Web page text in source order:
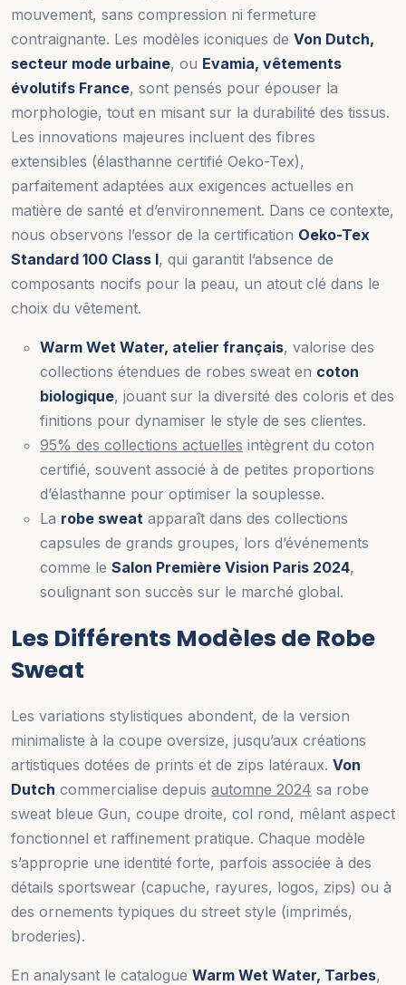
mouvement, sans compression ni fermeture
contraignante. Les modèles iconiques de Von Dutch,
secteur mode urbaine, ou Evamia, vêtements
évolutifs France, sont pensés pour épouser la
morphologie, tout en misant sur la durabilité des tissus.
Les innovations majeures incluent des fibres
extensibles (élasthanne certifié Oeko-Tex),
parfaitement adaptées aux exigences actuelles en
matière de santé et d’environnement. Dans ce contexte,
nous observons l’essor de la certification Oeko-Tex
Standard 100 Class I, qui garantit l’absence de
composants nocifs pour la peau, un atout clé dans le
choix du vêtement.
Warm Wet Water, atelier français, valorise des
collections étendues de robes sweat en coton
biologique, jouant sur la diversité des coloris et des
finitions pour dynamiser le style de ses clientes.
95% des collections actuelles intègrent du coton
certifié, souvent associé à de petites proportions
d’élasthanne pour optimiser la souplesse.
La robe sweat apparaît dans des collections
capsules de grands groupes, lors d’événements
comme le Salon Première Vision Paris 2024,
soulignant son succès sur le marché global.
Les Différents Modèles de Robe
Sweat
Les variations stylistiques abondent, de la version
minimaliste à la coupe oversize, jusqu’aux créations
artistiques dotées de prints et de zips latéraux. Von
Dutch commercialise depuis automne 2024 sa robe
sweat bleue Gun, coupe droite, col rond, mêlant aspect
fonctionnel et raffinement pratique. Chaque modèle
s’approprie une identité forte, parfois associée à des
détails sportswear (capuche, rayures, logos, zips) ou à
des ornements typiques du street style (imprimés,
broderies).
En analysant le catalogue Warm Wet Water, Tarbes,